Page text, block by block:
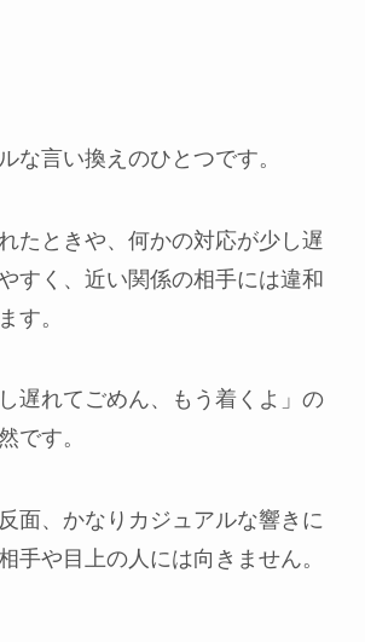
な言い換えのひとつです。
たときや、何かの対応が少し遅
すく、近い関係の相手には違和
す。
遅れてごめん、もう着くよ」の
です。
面、かなりカジュアルな響きに
手や目上の人には向きません。